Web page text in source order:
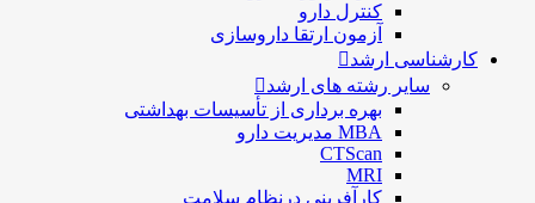
كنترل دارو
آزمون ارتقا داروسازی
کارشناسی ارشد
سایر رشته های ارشد
بهره برداری از تأسیسات بهداشتی
MBA مدیریت دارو
CTScan
MRI
کارآفرینی درنظام سلامت